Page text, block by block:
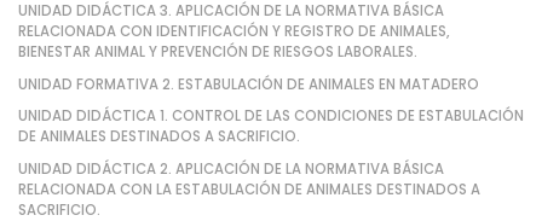
UNIDAD DIDÁCTICA 3. APLICACIÓN DE LA NORMATIVA BÁSICA
RELACIONADA CON IDENTIFICACIÓN Y REGISTRO DE ANIMALES,
BIENESTAR ANIMAL Y PREVENCIÓN DE RIESGOS LABORALES.
UNIDAD FORMATIVA 2. ESTABULACIÓN DE ANIMALES EN MATADERO
UNIDAD DIDÁCTICA 1. CONTROL DE LAS CONDICIONES DE ESTABULACIÓN
DE ANIMALES DESTINADOS A SACRIFICIO.
UNIDAD DIDÁCTICA 2. APLICACIÓN DE LA NORMATIVA BÁSICA
RELACIONADA CON LA ESTABULACIÓN DE ANIMALES DESTINADOS A
SACRIFICIO.